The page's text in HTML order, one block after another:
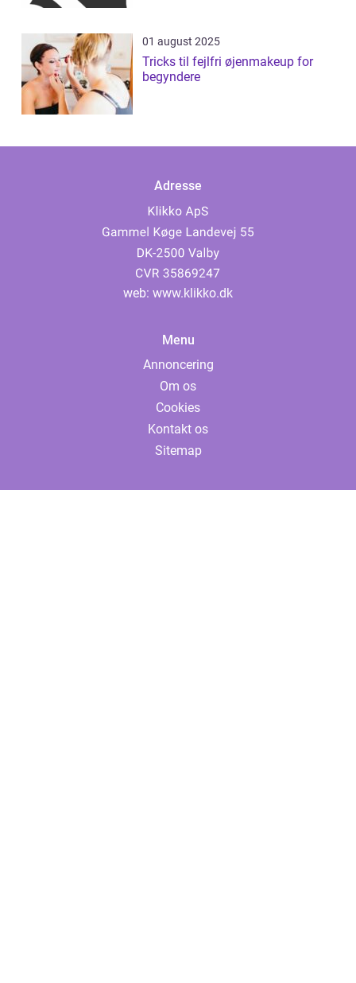
01 august 2025
Tricks til fejlfri øjenmakeup for
begyndere
Adresse
web: www.klikko.dk
Menu
Annoncering
Om os
Cookies
Kontakt os
Sitemap